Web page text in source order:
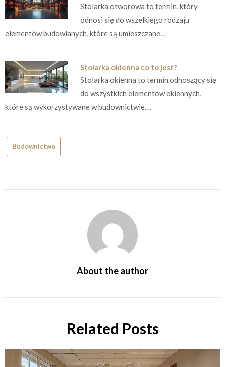
Stolarka otworowa to termin, który
odnosi się do wszelkiego rodzaju
elementów budowlanych, które są umieszczane…
Stolarka okienna co to jest?
Stolarka okienna to termin odnoszący się
do wszystkich elementów okiennych,
które są wykorzystywane w budownictwie.…
Budownictwo
About the author
Related Posts